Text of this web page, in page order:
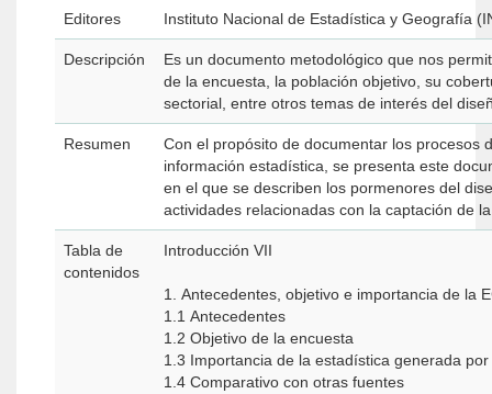
Editores Instituto Nacional de Estadística y Geografía
Descripción
Es un documento metodológico que nos
de la encuesta, la población objetivo, su
sectorial, entre otros temas de interés del
Resumen
Con el propósito de documentar los procesos
información estadística, se presenta este
en el que se describen los pormenores del
actividades relacionadas con la captación de
Tabla de
contenidos
Introducción VII
1. Antecedentes, objetivo e importancia de la
1.1 Antecedentes
1.2 Objetivo de la encuesta
1.3 Importancia de la estadística generada
1.4 Comparativo con otras fuentes